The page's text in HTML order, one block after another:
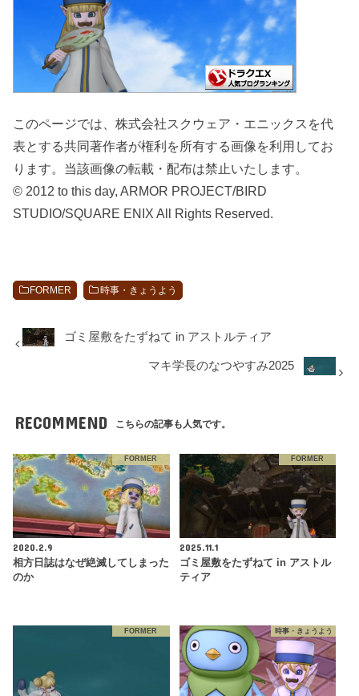
このページでは、株式会社スクウェア・エニックスを代
表とする共同著作者が権利を所有する画像を利用してお
ります。当該画像の転載・配布は禁止いたします。
© 2012 to this day, ARMOR PROJECT/BIRD
STUDIO/SQUARE ENIX All Rights Reserved.
FORMER 時事・きょうよう
ゴミ屋敷をたずねて in アストルティア
マキ学長のなつやすみ2025
RECOMMEND こちらの記事も人気です。
FORMER
2020.2.9
相方日誌はなぜ絶滅してしまった
のか
FORMER
2025.11.1
ゴミ屋敷をたずねて in アストル
ティア
FORMER 時事・きょうよう